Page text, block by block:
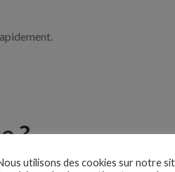
?
utilisons des cookies sur notre